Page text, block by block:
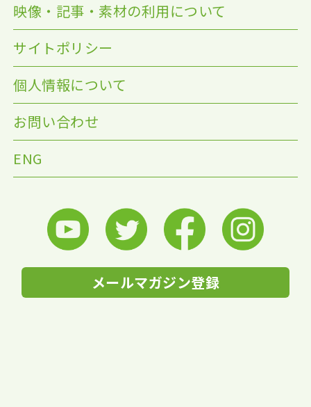
映像・記事・素材の利用について
サイトポリシー
個人情報について
お問い合わせ
ENG
メールマガジン登録